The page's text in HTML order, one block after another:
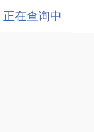
正在查询中